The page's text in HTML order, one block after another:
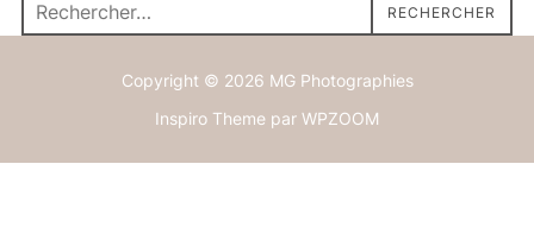
RECHERCHER
Copyright © 2026 MG Photographies
Inspiro Theme par WPZOOM